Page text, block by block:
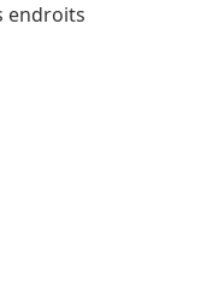
endroits